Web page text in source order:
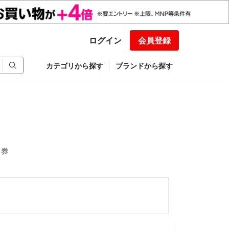
ログイン 会員登録
カテゴリから探す ブランドから探す